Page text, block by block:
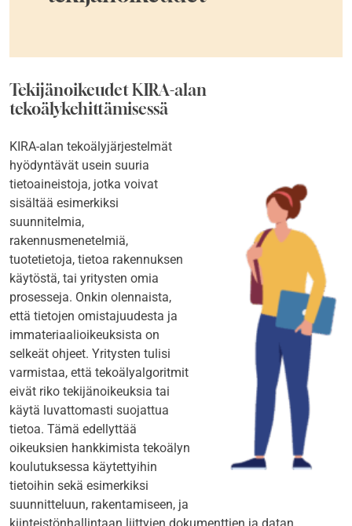
Tekijänoikeudet KIRA-alan
tekoälykehittämisessä
KIRA-alan tekoälyjärjestelmät
hyödyntävät usein suuria
tietoaineistoja, jotka voivat
sisältää esimerkiksi
suunnitelmia,
rakennusmenetelmiä,
tuotetietoja, tietoa rakennuksen
käytöstä, tai yritysten omia
prosesseja. Onkin olennaista,
että tietojen omistajuudesta ja
immateriaalioikeuksista on
selkeät ohjeet. Yritysten tulisi
varmistaa, että tekoälyalgoritmit
eivät riko tekijänoikeuksia tai
käytä luvattomasti suojattua
tietoa. Tämä edellyttää
oikeuksien hankkimista tekoälyn
koulutuksessa käytettyihin
tietoihin sekä esimerkiksi
suunnitteluun, rakentamiseen, ja
kiinteistönhallintaan liittyien dokumenttien ja datan